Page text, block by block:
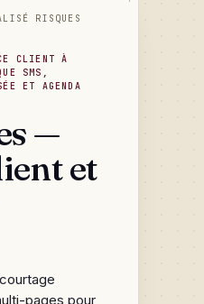
RISQUES
CLIENT À
SMS,
ET AGENDA
—
et
pages pour